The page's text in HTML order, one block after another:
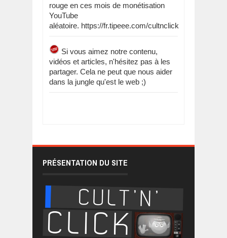
rouge en ces mois de monétisation
YouTube
aléatoire. https://fr.tipeee.com/cultnclick
Si vous aimez notre contenu,
vidéos et articles, n'hésitez pas à les
partager. Cela ne peut que nous aider
dans la jungle qu'est le web ;)
PRÉSENTATION DU SITE